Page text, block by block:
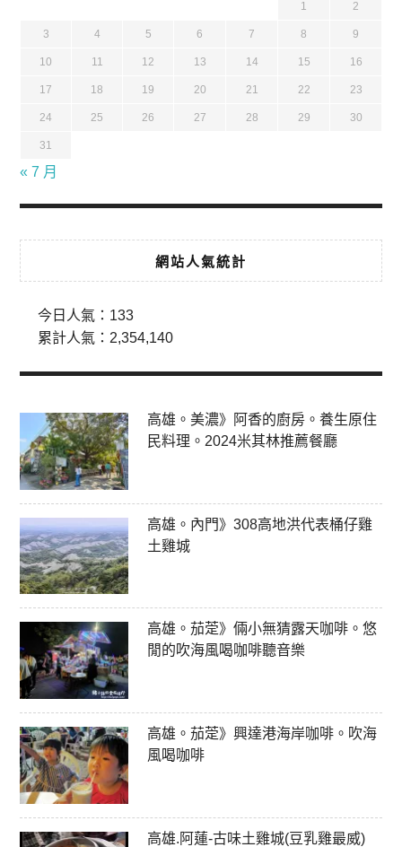
1 2
3 4 5 6 7 8 9
10 11 12 13 14 15 16
17 18 19 20 21 22 23
24 25 26 27 28 29 30
31
« 7 月
網站人氣統計
今日人氣： 133
累計人氣： 2,354,140
高雄。美濃》阿香的廚房。養生原住
民料理。2024米其林推薦餐廳
高雄。內門》308高地洪代表桶仔雞
土雞城
高雄。茄萣》倆小無猜露天咖啡。悠
閒的吹海風喝咖啡聽音樂
高雄。茄萣》興達港海岸咖啡。吹海
風喝咖啡
高雄.阿蓮-古味土雞城(豆乳雞最威)